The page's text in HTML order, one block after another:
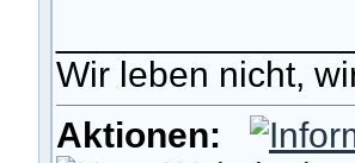
Wir leben nicht,
Aktionen: